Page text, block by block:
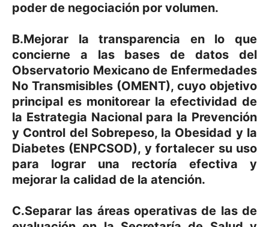
poder de negociación por volumen.
B.Mejorar la transparencia en lo que
concierne a las bases de datos del
Observatorio Mexicano de Enfermedades
No Transmisibles (OMENT), cuyo objetivo
principal es monitorear la efectividad de
la Estrategia Nacional para la Prevención
y Control del Sobrepeso, la Obesidad y la
Diabetes (ENPCSOD), y fortalecer su uso
para lograr una rectoría efectiva y
mejorar la calidad de la atención.
C.Separar las áreas operativas de las de